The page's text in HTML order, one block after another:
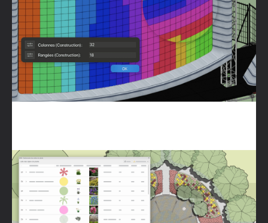
Gestionnaire des styles de plante